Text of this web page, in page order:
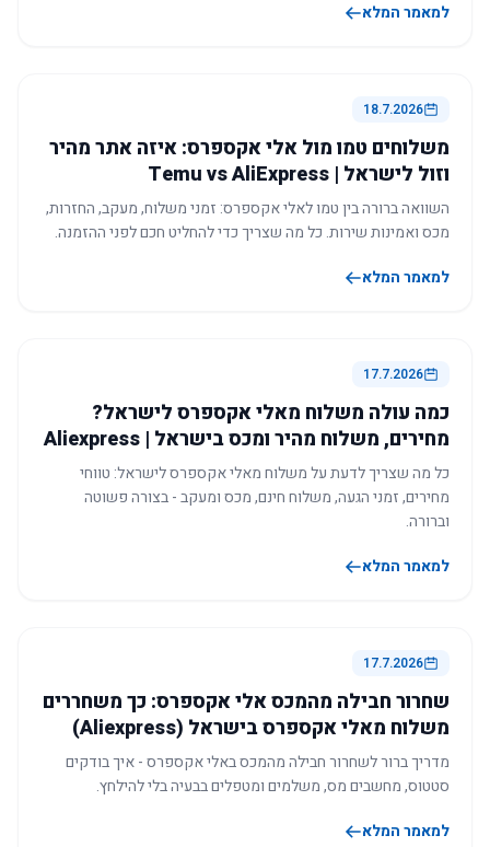
למאמר המלא
18.7.2026
משלוחים טמו מול אלי אקספרס: איזה אתר מהיר
וזול לישראל | Temu vs AliExpress
השוואה ברורה בין טמו לאלי אקספרס: זמני משלוח, מעקב, החזרות,
מכס ואמינות שירות. כל מה שצריך כדי להחליט חכם לפני ההזמנה.
למאמר המלא
17.7.2026
כמה עולה משלוח מאלי אקספרס לישראל?
מחירים, משלוח מהיר ומכס בישראל | Aliexpress
כל מה שצריך לדעת על משלוח מאלי אקספרס לישראל: טווחי
מחירים, זמני הגעה, משלוח חינם, מכס ומעקב - בצורה פשוטה
וברורה.
למאמר המלא
17.7.2026
שחרור חבילה מהמכס אלי אקספרס: כך משחררים
משלוח מאלי אקספרס בישראל (Aliexpress)
מדריך ברור לשחרור חבילה מהמכס באלי אקספרס - איך בודקים
סטטוס, מחשבים מס, משלמים ומטפלים בבעיה בלי להילחץ.
למאמר המלא